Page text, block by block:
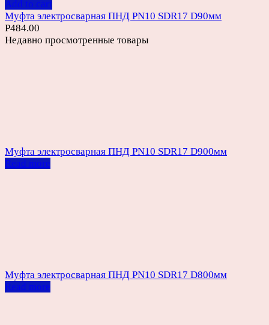
Add to cart
Муфта электросварная ПНД PN10 SDR17 D90мм
Р484.00
Недавно просмотренные товары
Муфта электросварная ПНД PN10 SDR17 D900мм
Read more
Муфта электросварная ПНД PN10 SDR17 D800мм
Read more